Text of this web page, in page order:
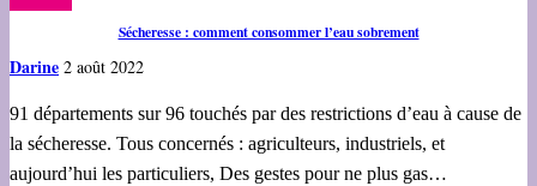
Sécheresse : comment consommer l’eau sobrement
Darine 2 août 2022
91 départements sur 96 touchés par des restrictions d’eau à cause de
la sécheresse. Tous concernés : agriculteurs, industriels, et
aujourd’hui les particuliers, Des gestes pour ne plus gas…